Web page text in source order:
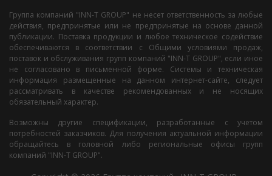
Группа компаний "INN-T GROUP" не несет ответственность за любые
действия, предпринятые или не предпринятые на основе данной
публикации. Поставка продукции и любое техническое содействие
обеспечиваются в соответствии с Общими условиями продаж,
поставок и обслуживания групп компаний "INN-T GROUP", если иное
не согласовано в письменной форме. Системы и техническая
информация размещенные на данном интернет-сайте, следует
рассматривать в качестве рекомендованных и не носящих
обязательный характер.
Возможны другие спецификации, разработанные с учетом
потребностей заказчиков. Для получения актуальной информации
обращайтесь в головной либо региональные офисы групп
компаний "INN-T GROUP".